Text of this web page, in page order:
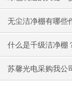
助力环保型半导体
无尘洁净棚有哪些